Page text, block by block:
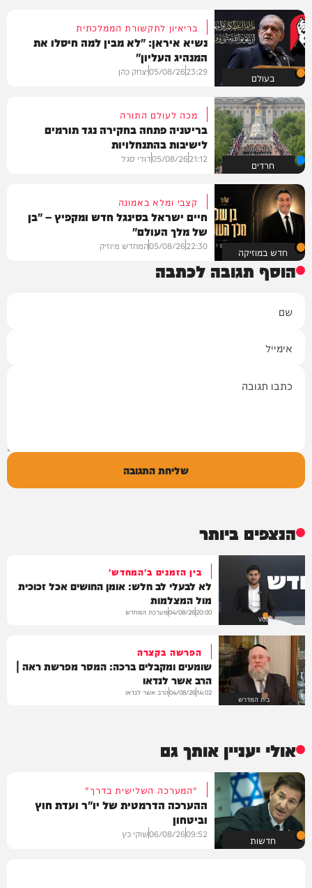
בעולם
בריאיון לתקשורת הממלכתית
נשיא איראן: "לא מבין למה חיסלו את
המנהיג העליון"
23:29
05/08/26יצחק כהן
חרדים
מכה לעולם התורה
בריטניה פתחה בחקירה נגד תורמים
לישיבות בהתנחלויות
21:12
05/08/26דודי סגל
חדש במוזיקה
קצבי ומלא באמונה
חיים ישראל בסינגל חדש ומקפיץ – "בן
של מלך העולם"
22:30
05/08/26המחדש מיוזיק
הוסף תגובה לכתבה
שליחת התגובה
הנצפים ביותר
VOD
בין הזמנים ב'המחדש'
לא לבעלי לב חלש: אומן החושים אכל זכוכית
מול המצלמות
20:00
04/08/26מערכת המחדש
בית המדרש
הפרשה בקצרה
שומעים ומקבלים ברכה: המסר מפרשת ראה |
הרב אשר לנדאו
14:02
04/08/26הרב אשר לנדאו
אולי יעניין אותך גם
חדשות
"המערכה השלישית בדרך"
ההערכה הדרמטית של יו"ר ועדת חוץ
וביטחון
09:52
06/08/26שוקי כץ